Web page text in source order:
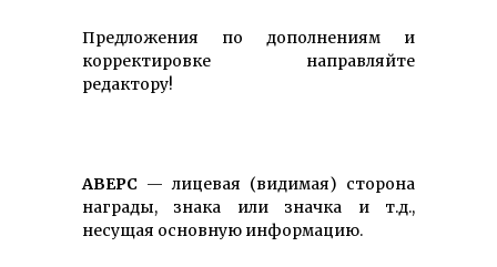
Предложения по дополнениям и
корректировке направляйте
редактору!
АВЕРС — лицевая (видимая) сторона
награды, знака или значка и т.д.,
несущая основную информацию.